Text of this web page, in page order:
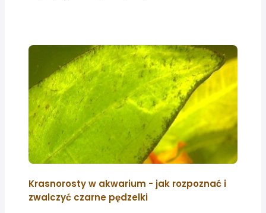
Krasnorosty w akwarium - jak rozpoznać i
zwalczyć czarne pędzelki